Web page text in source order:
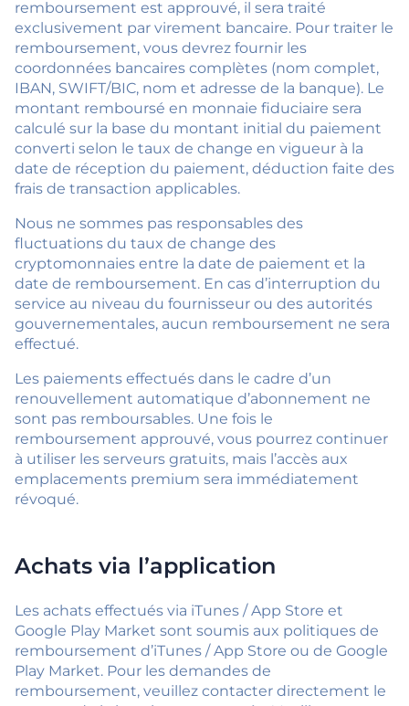
remboursement est approuvé, il sera traité
exclusivement par virement bancaire. Pour traiter le
remboursement, vous devrez fournir les
coordonnées bancaires complètes (nom complet,
IBAN, SWIFT/BIC, nom et adresse de la banque). Le
montant remboursé en monnaie fiduciaire sera
calculé sur la base du montant initial du paiement
converti selon le taux de change en vigueur à la
date de réception du paiement, déduction faite des
frais de transaction applicables.
Nous ne sommes pas responsables des
fluctuations du taux de change des
cryptomonnaies entre la date de paiement et la
date de remboursement. En cas d’interruption du
service au niveau du fournisseur ou des autorités
gouvernementales, aucun remboursement ne sera
effectué.
Les paiements effectués dans le cadre d’un
renouvellement automatique d’abonnement ne
sont pas remboursables. Une fois le
remboursement approuvé, vous pourrez continuer
à utiliser les serveurs gratuits, mais l’accès aux
emplacements premium sera immédiatement
révoqué.
Achats via l’application
Les achats effectués via iTunes / App Store et
Google Play Market sont soumis aux politiques de
remboursement d’iTunes / App Store ou de Google
Play Market. Pour les demandes de
remboursement, veuillez contacter directement le